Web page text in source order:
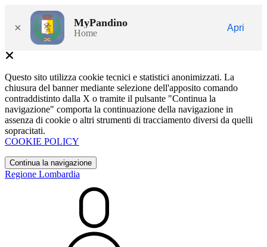
× MyPandino
Home
Apri
Questo sito utilizza cookie tecnici e statistici anonimizzati. La
chiusura del banner mediante selezione dell'apposito comando
contraddistinto dalla X o tramite il pulsante "Continua la
navigazione" comporta la continuazione della navigazione in
assenza di cookie o altri strumenti di tracciamento diversi da quelli
sopracitati.
COOKIE POLICY
Continua la navigazione
Regione Lombardia